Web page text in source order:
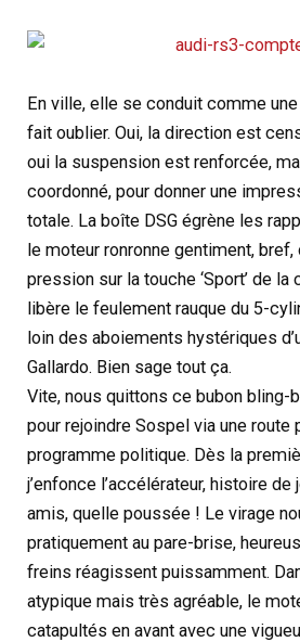
En ville, elle se conduit comme
fait oublier. Oui, la direction est
oui la suspension est renforcée,
coordonné, pour donner une
totale. La boîte DSG égrène les
le moteur ronronne gentiment, bref,
pression sur la touche ‘Sport’ de
libère le feulement rauque du 5-
loin des aboiements hystériques
Gallardo. Bien sage tout ça.
Vite, nous quittons ce bubon bling-
pour rejoindre Sospel via une route
programme politique. Dès la
j’enfonce l’accélérateur, histoire de
amis, quelle poussée ! Le virage
pratiquement au pare-brise,
freins réagissent puissamment.
atypique mais très agréable, le
catapultés en avant avec une